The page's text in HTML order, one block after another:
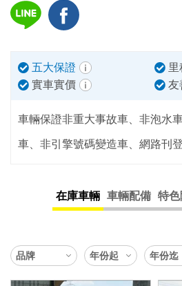
五大保證
里
實車實價
友
車輛保證非重大事故車、非泡水
車、非引擎號碼變造車、網路刊
在庫車輛 車輛配備 特